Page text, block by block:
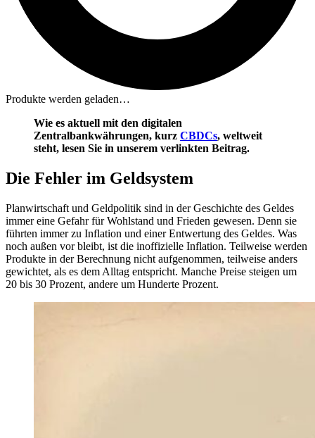
Produkte werden geladen…
Wie es aktuell mit den digitalen
Zentralbankwährungen, kurz CBDCs, weltweit
steht, lesen Sie in unserem verlinkten Beitrag.
Die Fehler im Geldsystem
Planwirtschaft und Geldpolitik sind in der Geschichte des Geldes
immer eine Gefahr für Wohlstand und Frieden gewesen. Denn sie
führten immer zu Inflation und einer Entwertung des Geldes. Was
noch außen vor bleibt, ist die inoffizielle Inflation. Teilweise werden
Produkte in der Berechnung nicht aufgenommen, teilweise anders
gewichtet, als es dem Alltag entspricht. Manche Preise steigen um
20 bis 30 Prozent, andere um Hunderte Prozent.